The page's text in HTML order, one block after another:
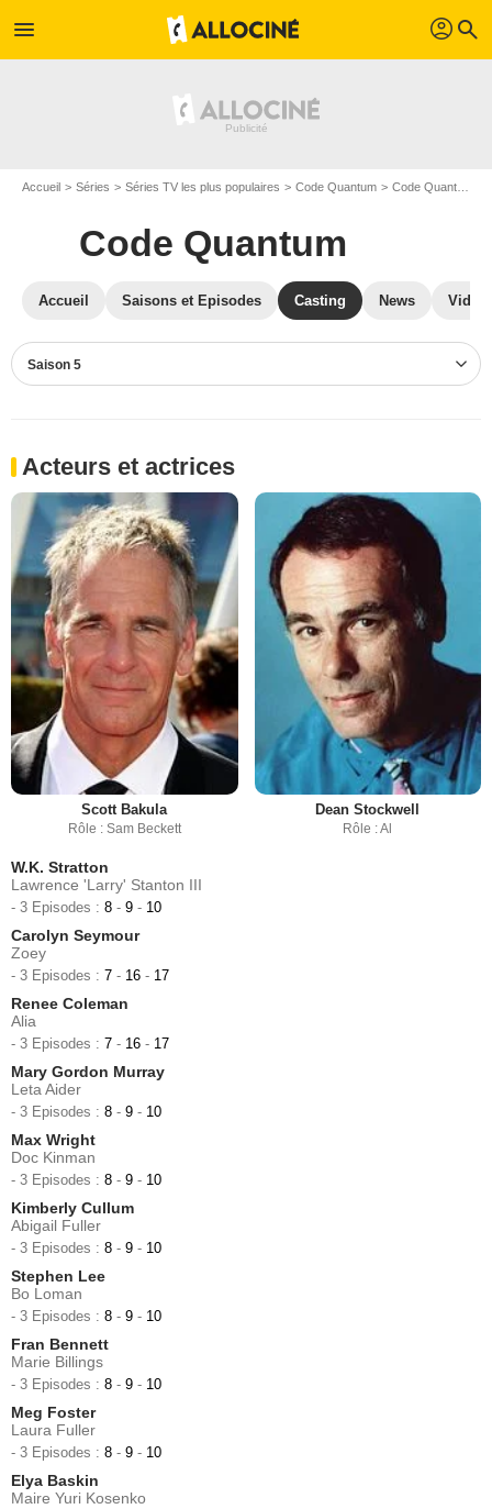
menu profil search
Accueil Séries Séries TV les plus populaires Code Quantum Code Quantum S05
Code Quantum
Accueil Saisons et Episodes Casting News
Saison 5
Acteurs et actrices
Scott Bakula
Rôle : Sam Beckett
Dean Stockwell
Rôle : Al
W.K. Stratton
Lawrence 'Larry' Stanton III
- 3 Episodes : 8 - 9 - 10
Carolyn Seymour
Zoey
- 3 Episodes : 7 - 16 - 17
Renee Coleman
Alia
- 3 Episodes : 7 - 16 - 17
Mary Gordon Murray
Leta Aider
- 3 Episodes : 8 - 9 - 10
Max Wright
Doc Kinman
- 3 Episodes : 8 - 9 - 10
Kimberly Cullum
Abigail Fuller
- 3 Episodes : 8 - 9 - 10
Stephen Lee
Bo Loman
- 3 Episodes : 8 - 9 - 10
Fran Bennett
Marie Billings
- 3 Episodes : 8 - 9 - 10
Meg Foster
Laura Fuller
- 3 Episodes : 8 - 9 - 10
Elya Baskin
Maire Yuri Kosenko